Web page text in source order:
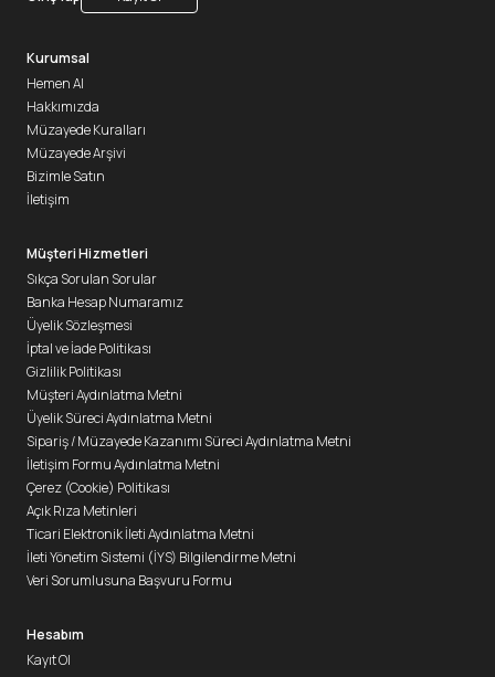
Kurumsal
Hemen Al
Hakkımızda
Müzayede Kuralları
Müzayede Arşivi
Bizimle Satın
İletişim
Müşteri Hizmetleri
Sıkça Sorulan Sorular
Banka Hesap Numaramız
Üyelik Sözleşmesi
İptal ve İade Politikası
Gizlilik Politikası
Müşteri Aydınlatma Metni
Üyelik Süreci Aydınlatma Metni
Sipariş / Müzayede Kazanımı Süreci Aydınlatma Metni
İletişim Formu Aydınlatma Metni
Çerez (Cookie) Politikası
Açık Rıza Metinleri
Ticari Elektronik İleti Aydınlatma Metni
İleti Yönetim Sistemi (İYS) Bilgilendirme Metni
Veri Sorumlusuna Başvuru Formu
Hesabım
Kayıt Ol